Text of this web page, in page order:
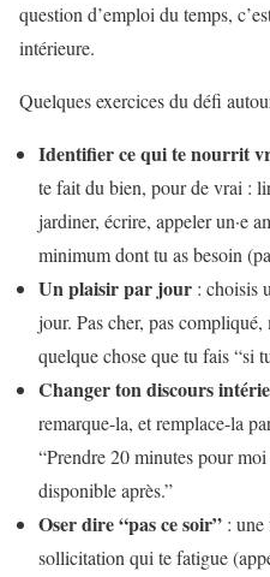
question d’emploi du temps,
intérieure.
Quelques exercices du défi
Identifier ce qui te nourrit
te fait du bien, pour de vrai :
jardiner, écrire, appeler un·e
minimum dont tu as besoin
Un plaisir par jour : choisis
jour. Pas cher, pas
quelque chose que tu fais “si
Changer ton discours
remarque-la, et remplace-la
“Prendre 20 minutes pour
disponible après.”
Oser dire “pas ce soir” : une
sollicitation qui te fatigue